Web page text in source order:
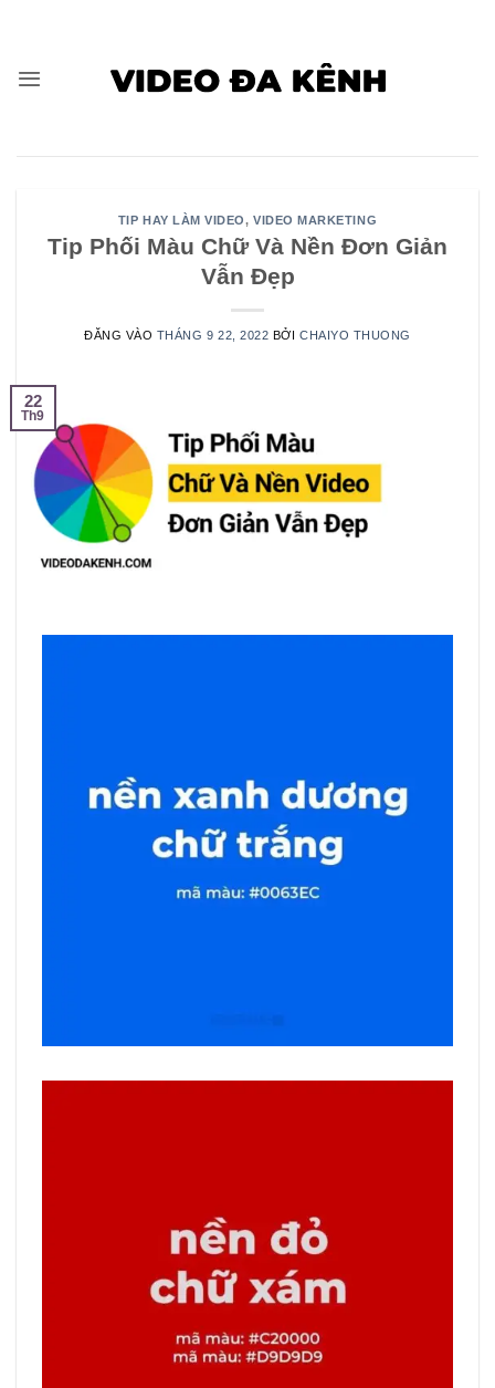
dung
TIP HAY LÀM VIDEO,VIDEO MARKETING
Tip Phối Màu Chữ Và Nền Đơn Giản
Vẫn Đẹp
ĐĂNG VÀO THÁNG 9 22, 2022 BỞICHAIYO THUONG
22
Th9